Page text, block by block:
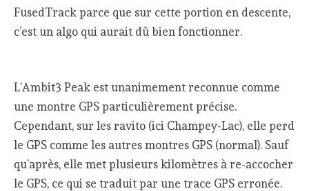
FusedTrack parce que sur cette portion en descente,
c’est un algo qui aurait dû bien fonctionner.
L’Ambit3 Peak est unanimement reconnue comme
une montre GPS particulièrement précise.
Cependant, sur les ravito (ici Champey-Lac), elle perd
le GPS comme les autres montres GPS (normal). Sauf
qu’après, elle met plusieurs kilomètres à re-accocher
le GPS, ce qui se traduit par une trace GPS erronée.